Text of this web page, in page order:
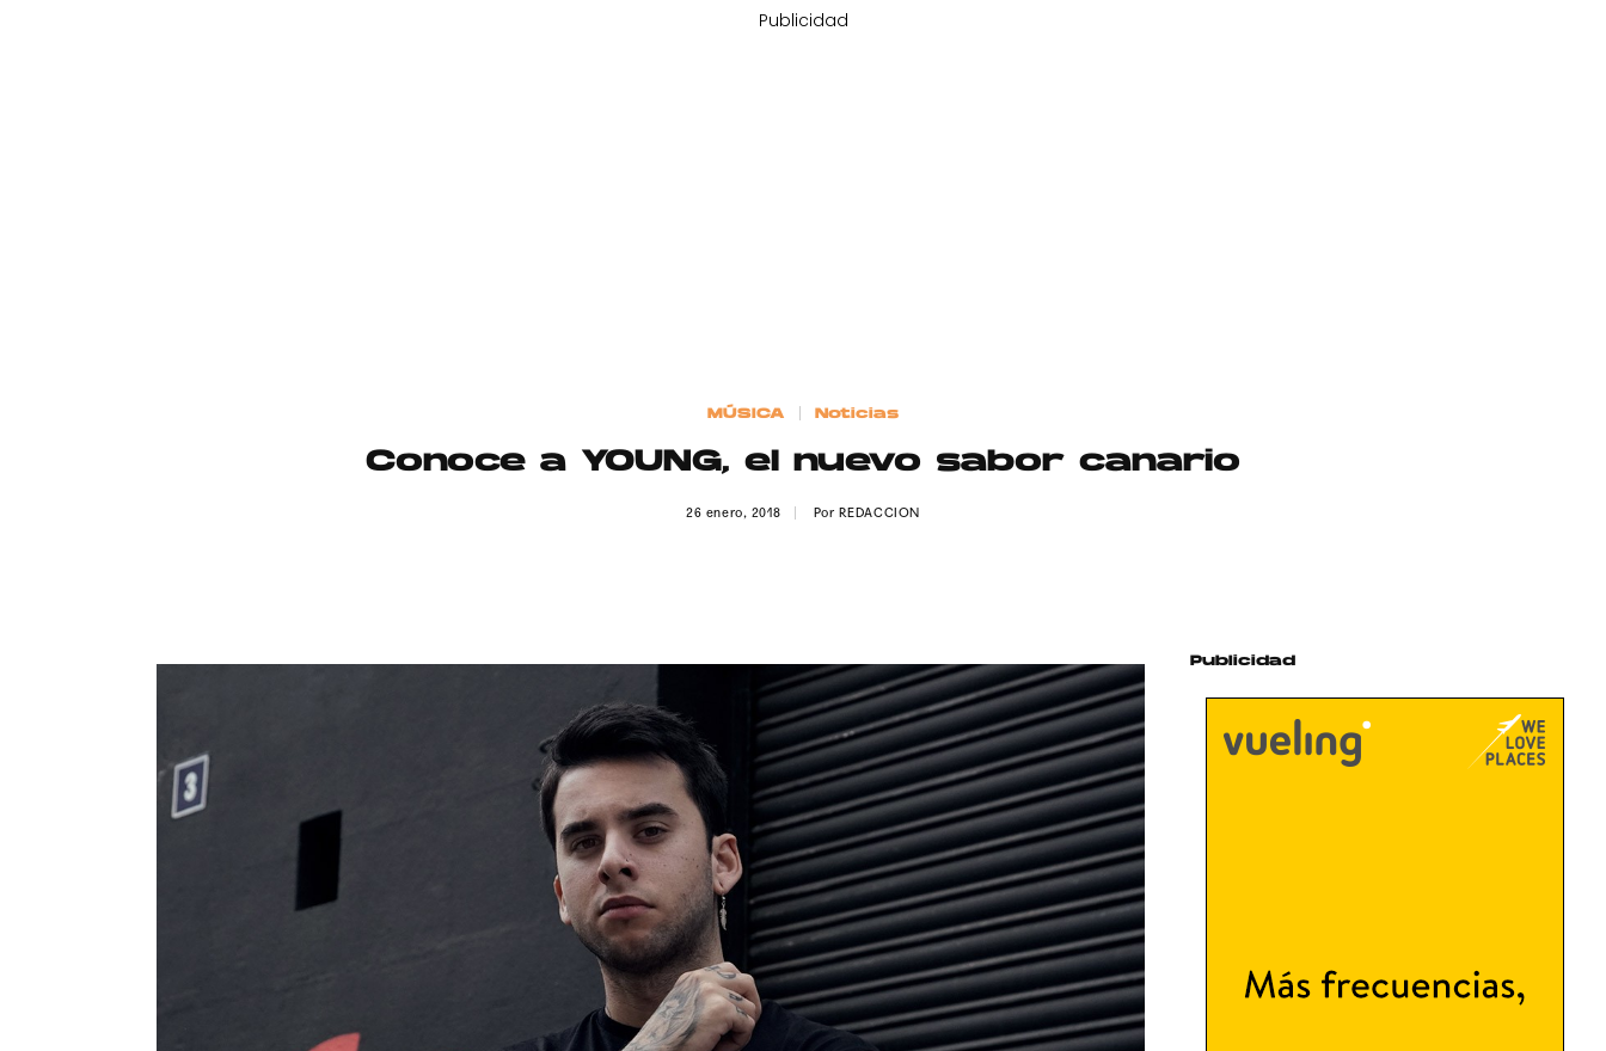
Publicidad
MÚSICA Noticias
Conoce a YOUNG, el nuevo sabor canario
26 enero, 2018 Por REDACCION
Publicidad